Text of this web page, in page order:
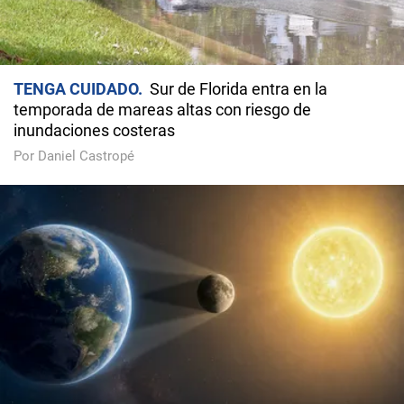
TENGA CUIDADO
Sur de Florida entra en la
temporada de mareas altas con riesgo de
inundaciones costeras
Por Daniel Castropé